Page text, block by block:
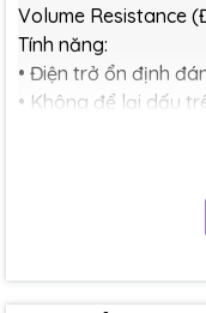
Volume Resistance
Tính năng:
• Điện trở ổn định
• Không để lại dấu